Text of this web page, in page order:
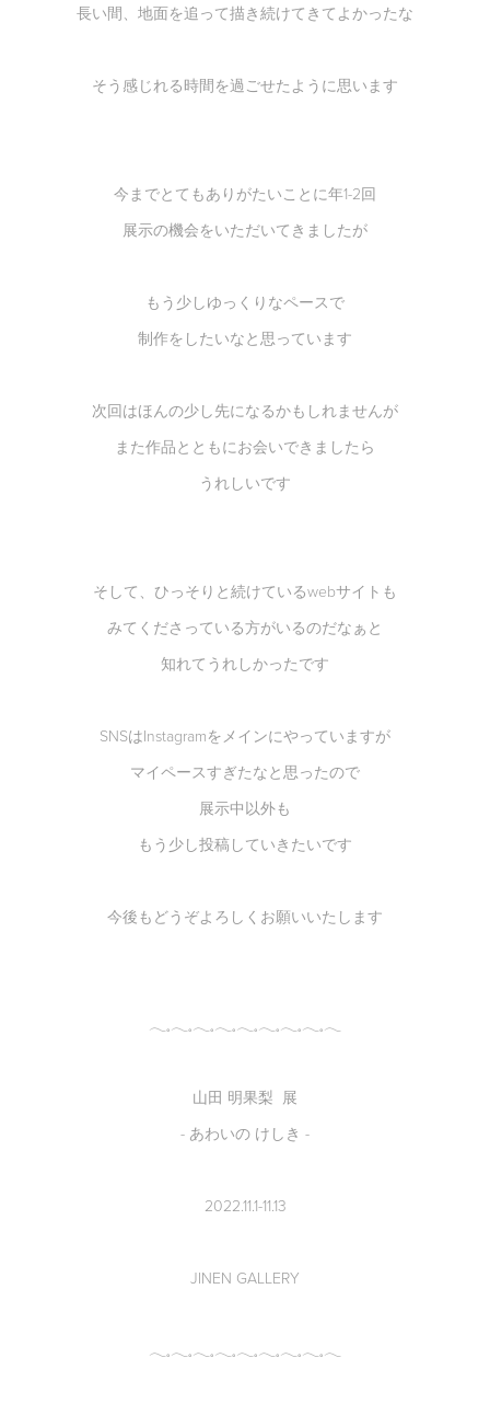
長い間、地面を追って描き続けてきてよかったな
そう感じれる時間を過ごせたように思います
今までとてもありがたいことに年1-2回
展示の機会をいただいてきましたが
もう少しゆっくりなペースで
制作をしたいなと思っています
次回はほんの少し先になるかもしれませんが
また作品とともにお会いできましたら
うれしいです
そして、ひっそりと続けているwebサイトも
みてくださっている方がいるのだなぁと
知れてうれしかったです
SNSはInstagramをメインにやっていますが
マイペースすぎたなと思ったので
展示中以外も
もう少し投稿していきたいです
今後もどうぞよろしくお願いいたします
𓂃𓈒𓂃𓈒𓂃𓈒𓂃𓈒𓂃𓈒𓂃𓈒𓂃𓈒𓂃𓈒𓂃
山田 明果梨 展
- あわいの けしき -
2022.11.1-11.13
JINEN GALLERY
𓂃𓈒𓂃𓈒𓂃𓈒𓂃𓈒𓂃𓈒𓂃𓈒𓂃𓈒𓂃𓈒𓂃